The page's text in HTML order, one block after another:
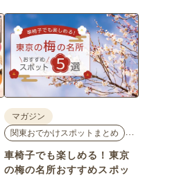
マガジン
関東おでかけスポットまとめ
…
車椅子でも楽しめる！東京
の梅の名所おすすめスポッ